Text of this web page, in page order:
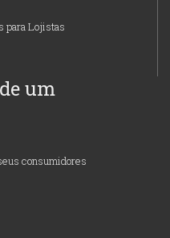
para Lojistas
um
consumidores